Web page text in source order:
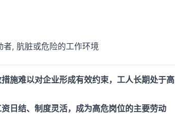
, 肮脏或危险的工作环境
施难以对企业形成有效约束，工人长期处于高
日结、制度灵活，成为高危岗位的主要劳动